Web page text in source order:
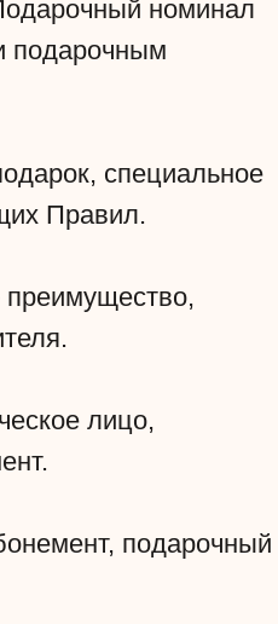
номинал
подарочным
специальное
Правил.
преимущество,
лицо,
подарочный